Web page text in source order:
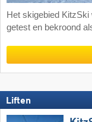
Het skigebied KitzSki
getest en bekroond
Liften